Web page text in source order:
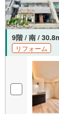
9階 / 南 /
リフォーム